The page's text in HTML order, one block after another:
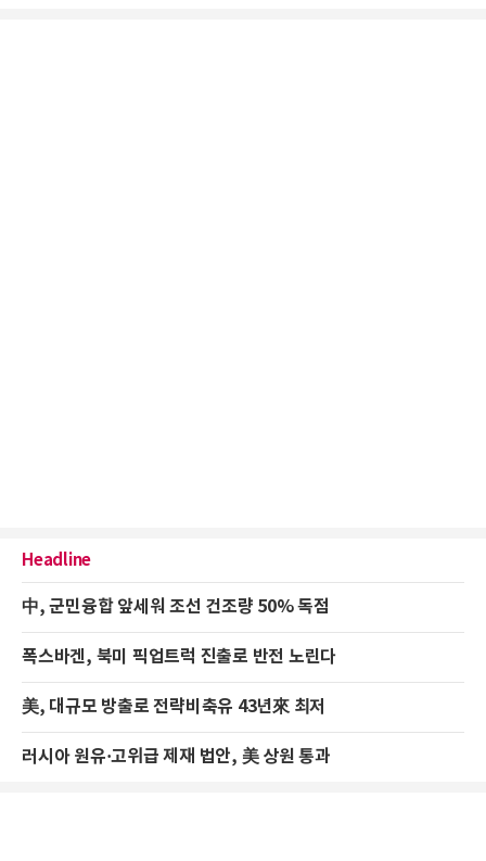
Headline
中, 군민융합 앞세워 조선 건조량 50% 독점
폭스바겐, 북미 픽업트럭 진출로 반전 노린다
美, 대규모 방출로 전략비축유 43년來 최저
러시아 원유·고위급 제재 법안, 美 상원 통과